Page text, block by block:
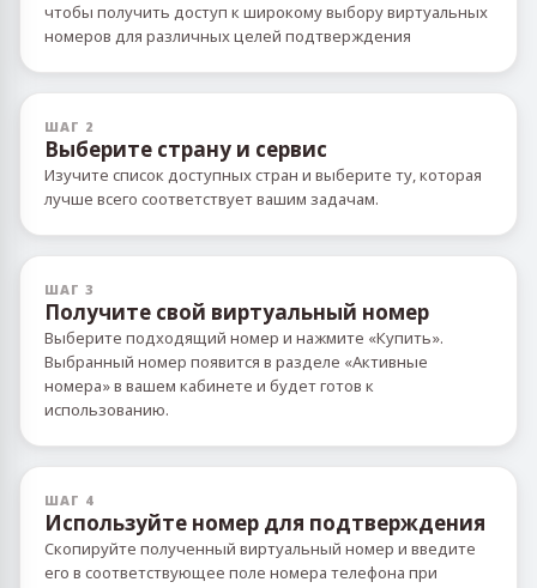
чтобы получить доступ к широкому выбору виртуальных
номеров для различных целей подтверждения
ШАГ 2
Выберите страну и сервис
Изучите список доступных стран и выберите ту, которая
лучше всего соответствует вашим задачам.
ШАГ 3
Получите свой виртуальный номер
Выберите подходящий номер и нажмите «Купить».
Выбранный номер появится в разделе «Активные
номера» в вашем кабинете и будет готов к
использованию.
ШАГ 4
Используйте номер для подтверждения
Скопируйте полученный виртуальный номер и введите
его в соответствующее поле номера телефона при